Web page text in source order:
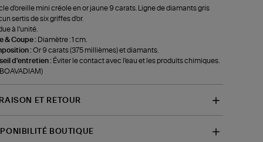
d'oreille mini créole en or jaune 9 carats. Ligne de diamants gris
sertis de six griffes d'or.
à l'unité.
& Coupe : Diamètre : 1 cm.
:Or 9 carats (375 millièmes) et diamants.
d'entretien : Éviter le contact avec l'eau et les produits chimiques.
ET RETOUR
BOUTIQUE